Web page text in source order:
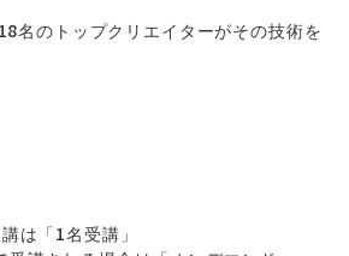
名のトップクリエイターがその技術を
は「1名受講」